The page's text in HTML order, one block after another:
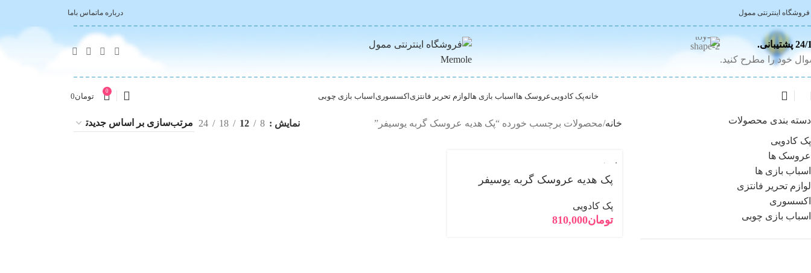
فروشگاه اینترنتی ممول درباره ماتماس باما
پشتیبانی.
خود را مطرح کنید.
خانهپک کادوییعروسک هااسباب بازی هالوازم تحریر فانتزیاکسسوریاسباب بازی چوبی
0
تومان0
دسته بندی محصولات
پک کادویی
عروسک ها
اسباب بازی ها
لوازم تحریر فانتزی
اکسسوری
اسباب بازی چوبی
خانه محصولات برچسب خورده “پک هدیه عروسک گربه یوسیفر” نمایش 8
12
18
24
فروخته
شده
پک هدیه عروسک گربه یوسیفر
پک کادویی
تومان810,000